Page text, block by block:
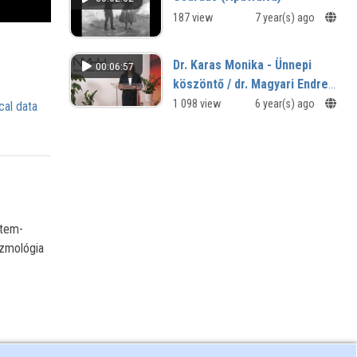
data
187 view 7 year(s) ago
00:06:57
Dr. Karas Monika - Ünnepi
köszöntő / dr. Magyari Endre
díjátadó
1 098 view 6 year(s) ago